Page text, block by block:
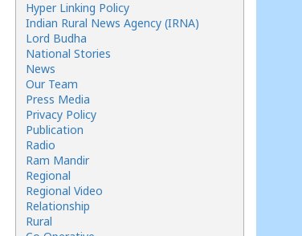
Hyper Linking Policy
Indian Rural News Agency (IRNA)
Lord Budha
National Stories
News
Our Team
Press Media
Privacy Policy
Publication
Radio
Ram Mandir
Regional
Regional Video
Relationship
Rural